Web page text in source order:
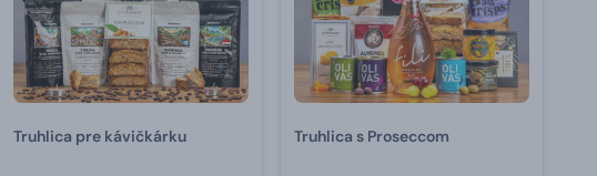
Truhlica pre kávičkárku Truhlica s Proseccom